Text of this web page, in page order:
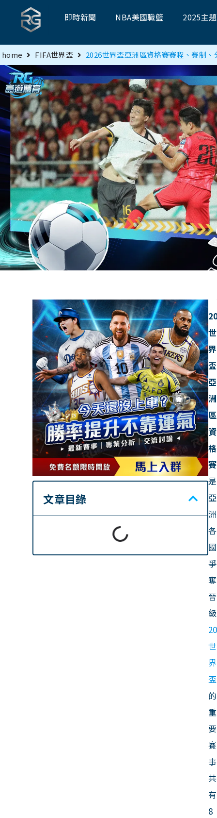
即時新聞 NBA美國職籃 2025主
home FIFA世界盃 2026世界盃亞洲區資格賽賽程、賽制
文章目錄
世
界
盃
亞
洲
區
資
格
賽
是
亞
洲
各
國
爭
奪
晉
級
世
界
盃
的
重
要
賽
共
有
8